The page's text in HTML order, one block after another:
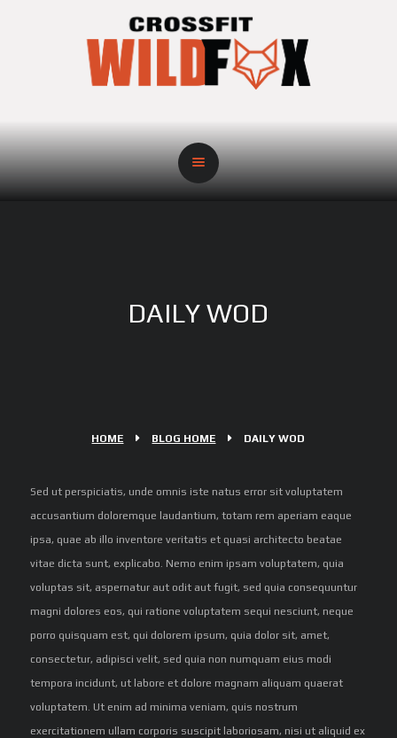
DAILY WOD
HOME BLOG HOME DAILY WOD
Sed ut perspiciatis, unde omnis iste natus error sit voluptatem
accusantium doloremque laudantium, totam rem aperiam eaque
ipsa, quae ab illo inventore veritatis et quasi architecto beatae
vitae dicta sunt, explicabo. Nemo enim ipsam voluptatem, quia
voluptas sit, aspernatur aut odit aut fugit, sed quia consequuntur
magni dolores eos, qui ratione voluptatem sequi nesciunt, neque
porro quisquam est, qui dolorem ipsum, quia dolor sit, amet,
consectetur, adipisci velit, sed quia non numquam eius modi
tempora incidunt, ut labore et dolore magnam aliquam quaerat
voluptatem. Ut enim ad minima veniam, quis nostrum
exercitationem ullam corporis suscipit laboriosam, nisi ut aliquid ex